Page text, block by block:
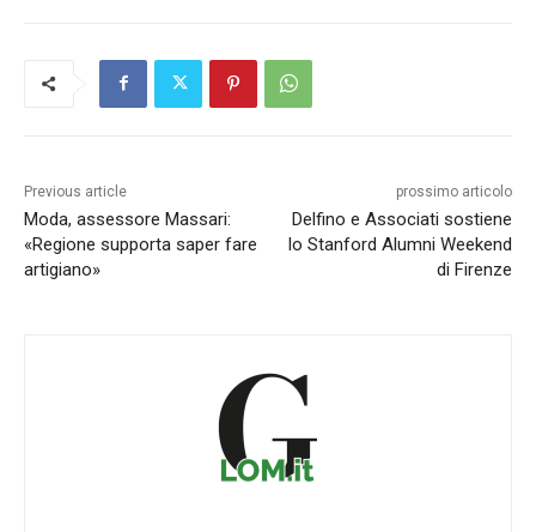
Previous article
Moda, assessore Massari:
«Regione supporta saper fare
artigiano»
prossimo articolo
Delfino e Associati sostiene
lo Stanford Alumni Weekend
di Firenze